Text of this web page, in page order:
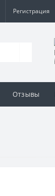
Регистрация
Отзывы